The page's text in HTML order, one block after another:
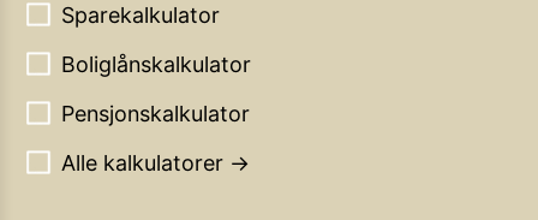
Sparekalkulator
Boliglånskalkulator
Pensjonskalkulator
Alle kalkulatorer →